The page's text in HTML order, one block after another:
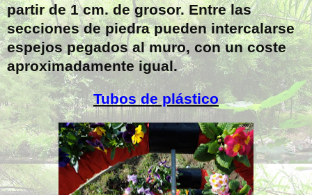
partir de 1 cm. de grosor. Entre las
secciones de piedra pueden intercalarse
espejos pegados al muro, con un coste
aproximadamente igual.
Tubos de plástico